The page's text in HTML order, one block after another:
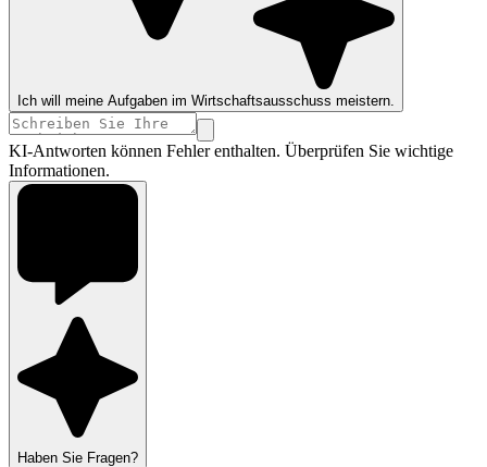
Ich will meine Aufgaben im Wirtschaftsausschuss meistern.
KI-Antworten können Fehler enthalten. Überprüfen Sie wichtige
Informationen.
Haben Sie Fragen?